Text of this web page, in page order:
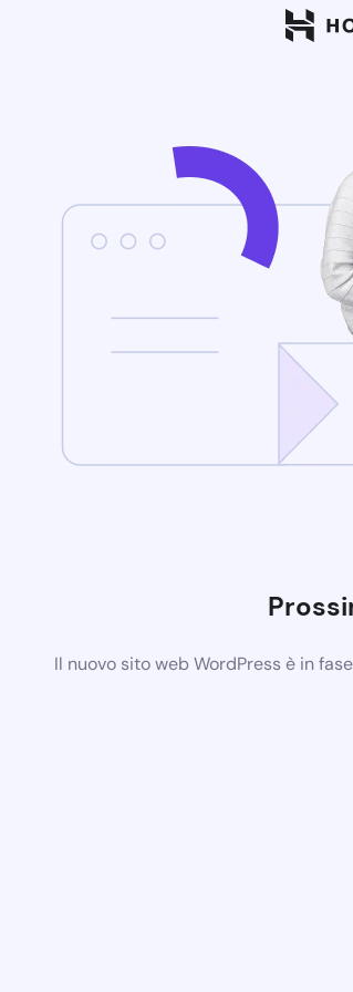
Il nuovo sito web WordPress è in